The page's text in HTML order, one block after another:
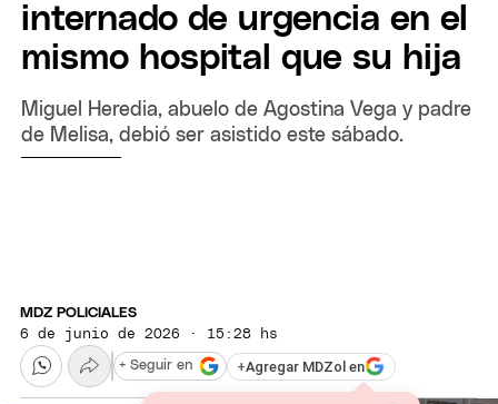
internado de urgencia en el
mismo hospital que su hija
Miguel Heredia, abuelo de Agostina Vega y padre
de Melisa, debió ser asistido este sábado.
MDZ POLICIALES
6 de junio de 2026 · 15:28 hs
+Agregar MDZol en
+ Seguir en